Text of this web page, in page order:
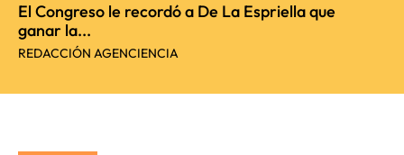
El Congreso le recordó a De La Espriella que
ganar la...
REDACCIÓN AGENCIENCIA